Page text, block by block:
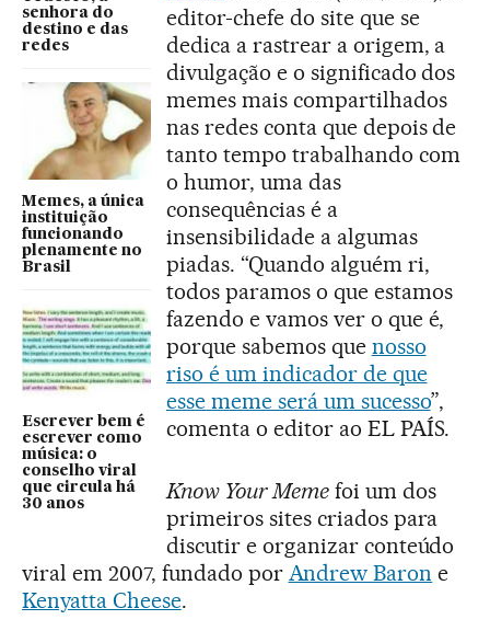
senhora do
destino e das
redes
Memes, a única
instituição
funcionando
plenamente no
Brasil
Escrever bem é
escrever como
música: o
conselho viral
que circula há
30 anos
editor-chefe do site que se
dedica a rastrear a origem, a
divulgação e o significado dos
memes mais compartilhados
nas redes conta que depois de
tanto tempo trabalhando com
o humor, uma das
consequências é a
insensibilidade a algumas
piadas. “Quando alguém ri,
todos paramos o que estamos
fazendo e vamos ver o que é,
porque sabemos que nosso
riso é um indicador de que
esse meme será um sucesso”,
comenta o editor ao EL PAÍS.
Know Your Memefoi um dos
primeiros sites criados para
discutir e organizar conteúdo
viral em 2007, fundado por Andrew Baron e
Kenyatta Cheese.